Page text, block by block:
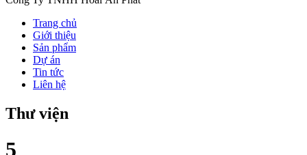
Trang chủ
Giới thiệu
Sản phẩm
Dự án
Tin tức
Liên hệ
Thư viện
5